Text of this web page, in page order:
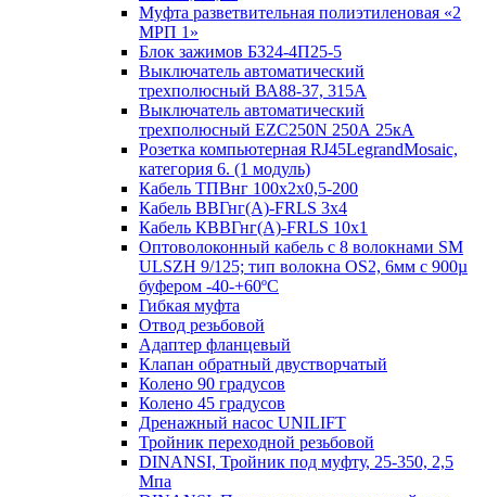
Муфта разветвительная полиэтиленовая «2
МРП 1»
Блок зажимов БЗ24-4П25-5
Выключатель автоматический
трехполюсный ВА88-37, 315А
Выключатель автоматический
трехполюсный EZC250N 250А 25кА
Розетка компьютерная RJ45LegrandMosaic,
категория 6. (1 модуль)
Кабель ТПВнг 100х2х0,5-200
Кабель ВВГнг(А)-FRLS 3х4
Кабель КВВГнг(А)-FRLS 10х1
Оптоволоконный кабель с 8 волокнами SM
ULSZH 9/125; тип волокна OS2, 6мм с 900µ
буфером -40-+60ºC
Гибкая муфта
Отвод резьбовой
Адаптер фланцевый
Клапан обратный двустворчатый
Колено 90 градусов
Колено 45 градусов
Дренажный насос UNILIFT
Тройник переходной резьбовой
DINANSI, Тройник под муфту, 25-350, 2,5
Мпа